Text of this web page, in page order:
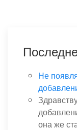
Не
она же